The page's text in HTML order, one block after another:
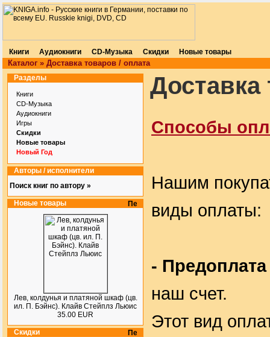
Книги Аудиокниги CD-Музыка Скидки Новые товары
Каталог » Доставка товаров / оплата
Разделы
Книги
CD-Музыка
Аудиокниги
Игры
Скидки
Новые товары
Новый Год
Авторы / исполнители
Поиск книг по автору »
Новые товары
Лев, колдунья и платяной шкаф (цв.
ил. П. Бэйнс). Клайв Стейплз Льюис
35.00 EUR
Скидки
Доставка
Способы
Нашим
виды оплаты:
-
наш счет.
Этот вид